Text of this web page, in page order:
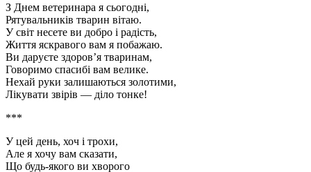
З Днем ветеринара я сьогодні,
Рятувальників тварин вітаю.
У світ несете ви добро і радість,
Життя яскравого вам я побажаю.
Ви даруєте здоров’я тваринам,
Говоримо спасибі вам велике.
Нехай руки залишаються золотими,
Лікувати звірів — діло тонке!
***
У цей день, хоч і трохи,
Але я хочу вам сказати,
Що будь-якого ви хворого